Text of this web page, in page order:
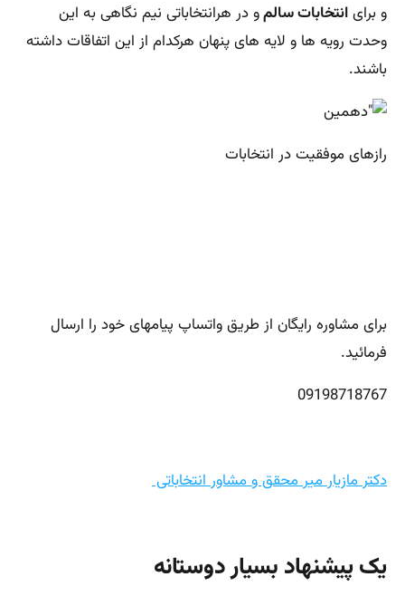
و برایانتخابات سالمو در هرانتخاباتی نیم نگاهی به این
وحدت رویه ها و لایه های پنهان هرکدام از این اتفاقات داشته
باشند.
رازهای موفقیت در انتخابات
برای مشاوره رایگان از طریق واتساپ پیامهای خود را ارسال
فرمائید.
09198718767
دکتر مازیار میر محقق و مشاور انتخاباتی
یک پیشنهاد بسیار دوستانه